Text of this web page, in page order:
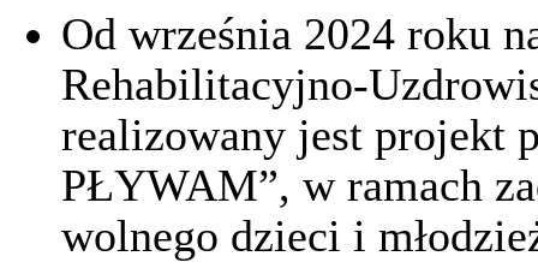
Od września 2024 roku
Rehabilitacyjno-
realizowany jest projekt
PŁYWAM”, w ramach
wolnego dzieci i